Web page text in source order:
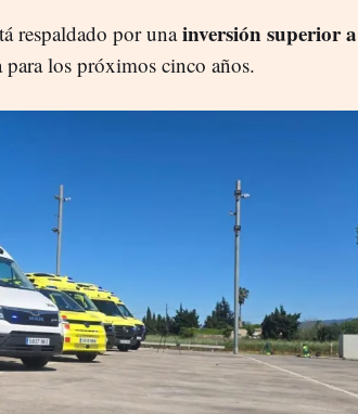
respaldado por unainversión superior a
para los próximos cinco años.